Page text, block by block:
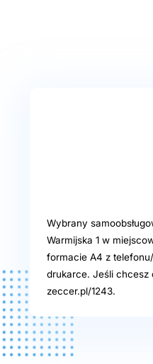
Wybrany
Warmijska 1 w
formacie A4 z
drukarce. Jeśli chcesz
zeccer.pl/1243.